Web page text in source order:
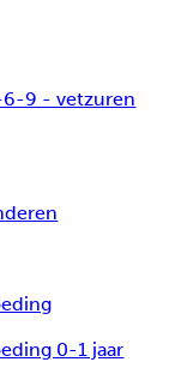
6-9 - vetzuren
0-1 jaar